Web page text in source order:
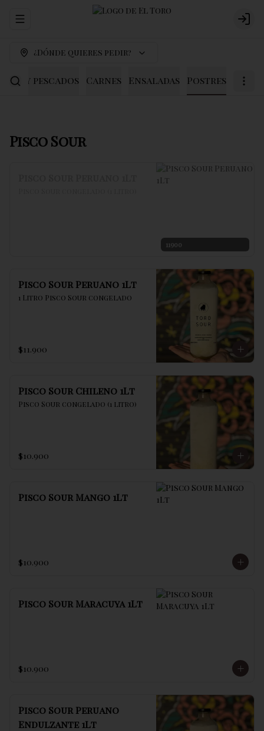
Abrir menu de navegación
¿Dónde quieres pedir?
y pescados Carnes Ensaladas Postres
Pisco Sour
11900
Pisco Sour Peruano 1Lt
1 Litro Pisco Sour congelado
$11.900
Pisco Sour Chileno 1Lt
Pisco Sour congelado (1 litro)
$10.900
Pisco Sour Mango 1Lt
$10.900
Pisco Sour Maracuya 1Lt
$10.900
Pisco Sour Peruano
Endulzante 1Lt